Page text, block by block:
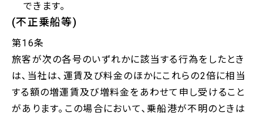
できます｡
(不正乗船等)
第16条
旅客が次の各号のいずれかに該当する行為をしたとき
は､当社は､運賃及び料金のほかにこれらの2倍に相当
する額の増運賃及び増料金をあわせて申し受けること
があります｡この場合において､乗船港が不明のときは